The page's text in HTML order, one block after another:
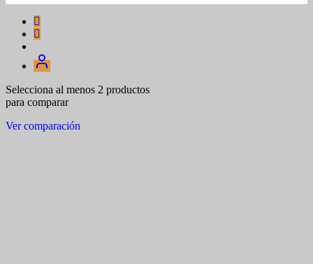
Selecciona al menos 2 productos
para comparar
Ver comparación